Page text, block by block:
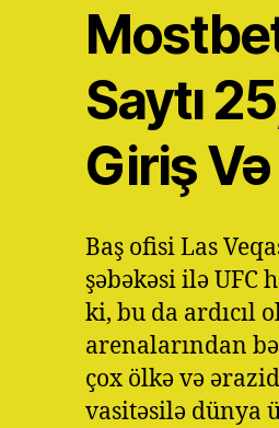
Saytı
Giriş
Baş ofisi Las
şəbəkəsi ilə UFC
ki, bu da ardıcıl
arenalarından
çox ölkə və
vasitəsilə dünya